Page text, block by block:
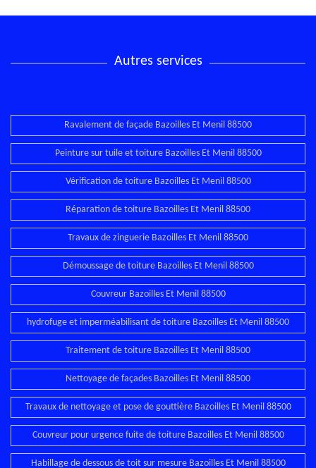
Autres services
Ravalement de façade Bazoilles Et Menil 88500
Peinture sur tuile et toiture Bazoilles Et Menil 88500
Vérification de toiture Bazoilles Et Menil 88500
Réparation de toiture Bazoilles Et Menil 88500
Travaux de zinguerie Bazoilles Et Menil 88500
Démoussage de toiture Bazoilles Et Menil 88500
Couvreur Bazoilles Et Menil 88500
hydrofuge et imperméabilisant de toiture Bazoilles Et Menil 88500
Traitement de toiture Bazoilles Et Menil 88500
Nettoyage de façades Bazoilles Et Menil 88500
Travaux de nettoyage et pose de gouttière Bazoilles Et Menil 88500
Couvreur pour urgence fuite de toiture Bazoilles Et Menil 88500
Habillage de dessous de toit sur mesure Bazoilles Et Menil 88500